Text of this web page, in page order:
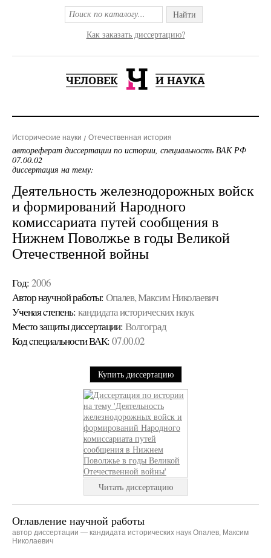
Найти
Как заказать диссертацию?
Исторические науки Отечественная история
автореферат диссертации по истории, специальность ВАК РФ
07.00.02
диссертация на тему:
Деятельность железнодорожных войск
и формирований Народного
комиссариата путей сообщения в
Нижнем Поволжье в годы Великой
Отечественной войны
Год: 2006
Автор научной работы: Опалев, Максим Николаевич
Ученая cтепень: кандидата исторических наук
Место защиты диссертации: Волгоград
Код cпециальности ВАК: 07.00.02
Купить диссертацию
Читать диссертацию
Оглавление научной работы
автор диссертации — кандидата исторических наук Опалев, Максим
Николаевич